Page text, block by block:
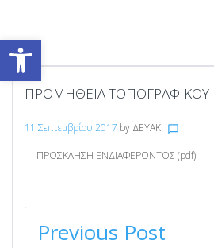
Ανοίξτε τη γραμμή εργαλείων
ΠΡΟΜΗΘΕΙΑ ΤΟΠΟΓΡΑΦΙΚΟΥ
11 Σεπτεμβρίου 2017 by ΔΕΥΑΚ chat_bubble_outline
ΠΡΟΣΚΛΗΣΗ ΕΝΔΙΑΦΕΡΟΝΤΟΣ (pdf)
ΠΛΟΉΓΗΣΗ
ΆΡΘΡΩΝ
Previous Post